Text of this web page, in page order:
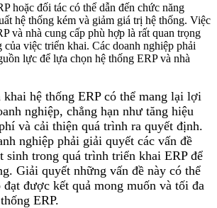
hoặc đối tác có thể dẫn đến chức năng
hệ thống kém và giảm giá trị hệ thống. Việc
và nhà cung cấp phù hợp là rất quan trọng
việc triển khai. Các doanh nghiệp phải
lực để lựa chọn hệ thống ERP và nhà
hệ thống ERP có thể mang lại lợi
nghiệp, chẳng hạn như tăng hiệu
và cải thiện quá trình ra quyết định.
nghiệp phải giải quyết các vấn đề
sinh trong quá trình triển khai ERP để
Giải quyết những vấn đề này có thể
đạt được kết quả mong muốn và tối đa
ERP.